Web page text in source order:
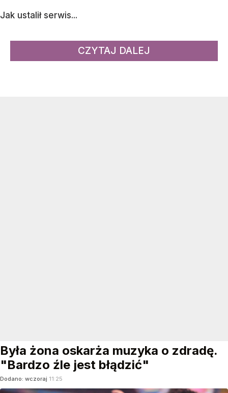
Jak ustalił serwis...
CZYTAJ DALEJ
Była żona oskarża muzyka o zdradę.
"Bardzo źle jest błądzić"
Dodano: wczoraj 11:25